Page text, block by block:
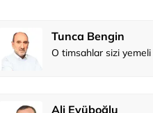
Tunca Bengin
Ali Eyüboğlu